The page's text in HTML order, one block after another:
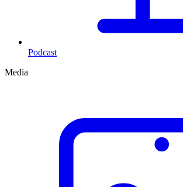
Podcast
Media